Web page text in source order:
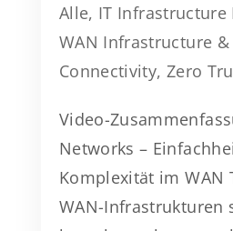
Alle, IT Infrastructure
WAN Infrastructure &
Connectivity, Zero
Video-
Networks –
Komplexität im WAN
WAN-Infrastrukturen